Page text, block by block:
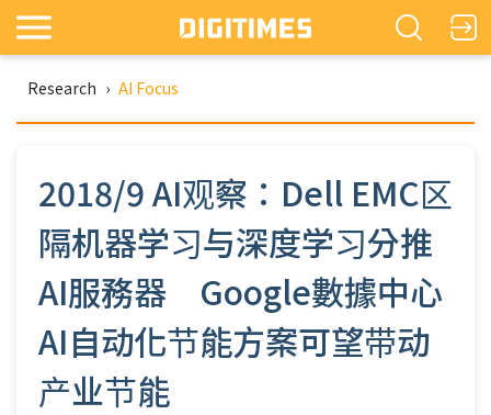
Research › AI Focus
2018/9 AI观察：Dell EMC区
隔机器学习与深度学习分推
AI服務器 Google數據中心
AI自动化节能方案可望带动
产业节能